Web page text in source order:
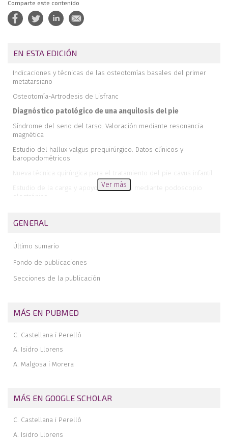
Comparte este contenido
EN ESTA EDICIÓN
Indicaciones y técnicas de las osteotomías basales del primer
metatarsiano
Osteotomía-Artrodesis de Lisfranc
Diagnóstico patológico de una anquilosis del pie
Síndrome del seno del tarso. Valoración mediante resonancia
magnética
Estudio del hallux valgus prequirúrgico. Datos clínicos y
baropodométricos
Nueva técnica quirúrgica para el tratamiento del pie cavus infantil
Estudio de la carga y apoyo metatarsal mediante podoscopio
electrónico
Weiss
inveterada
Tuberculosis osteoarticular del pie en el adulto
Ver más
GENERAL
Último sumario
Fondo de publicaciones
Secciones de la publicación
MÁS EN PUBMED
C. Castellana i Perelló
A. Isidro Llorens
A. Malgosa i Morera
MÁS EN GOOGLE SCHOLAR
C. Castellana i Perelló
A. Isidro Llorens